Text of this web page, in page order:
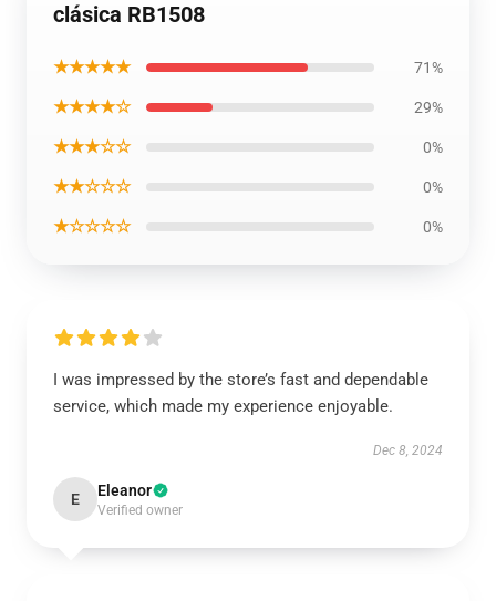
clásica RB1508
★★★★★ 71%
★★★★☆ 29%
★★★☆☆ 0%
★★☆☆☆ 0%
★☆☆☆☆ 0%
I was impressed by the store’s fast and dependable
service, which made my experience enjoyable.
Dec 8, 2024
E Eleanor
Verified owner